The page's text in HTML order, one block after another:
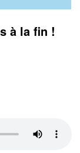
à la fin !